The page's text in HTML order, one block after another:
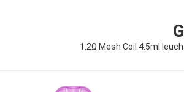
1.2Ω Mesh Coil 4.5ml